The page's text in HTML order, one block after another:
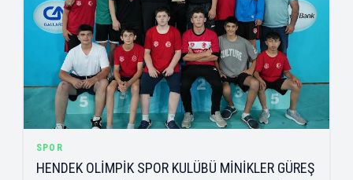
SPOR
HENDEK OLİMPİK SPOR KULÜBÜ MİNİKLER GÜREŞ